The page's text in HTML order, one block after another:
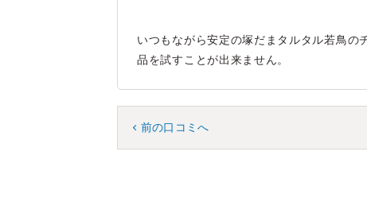
いつもながら安定の塚だまタルタル若鳥の
品を試すことが出来ません。
前の口コミへ